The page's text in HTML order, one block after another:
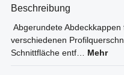
Beschreibung
Abgerundete
verschiedenen
Schnittfläche entf… Mehr